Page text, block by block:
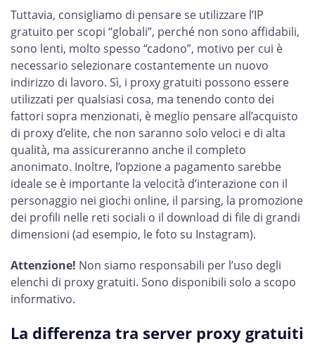
Tuttavia, consigliamo di pensare se utilizzare l’IP
gratuito per scopi “globali”, perché non sono affidabili,
sono lenti, molto spesso “cadono”, motivo per cui è
necessario selezionare costantemente un nuovo
indirizzo di lavoro. Sì, i proxy gratuiti possono essere
utilizzati per qualsiasi cosa, ma tenendo conto dei
fattori sopra menzionati, è meglio pensare all’acquisto
di proxy d’elite, che non saranno solo veloci e di alta
qualità, ma assicureranno anche il completo
anonimato. Inoltre, l’opzione a pagamento sarebbe
ideale se è importante la velocità d’interazione con il
personaggio nei giochi online, il parsing, la promozione
dei profili nelle reti sociali o il download di file di grandi
dimensioni (ad esempio, le foto su Instagram).
Attenzione! Non siamo responsabili per l’uso degli
elenchi di proxy gratuiti. Sono disponibili solo a scopo
informativo.
La differenza tra server proxy gratuiti